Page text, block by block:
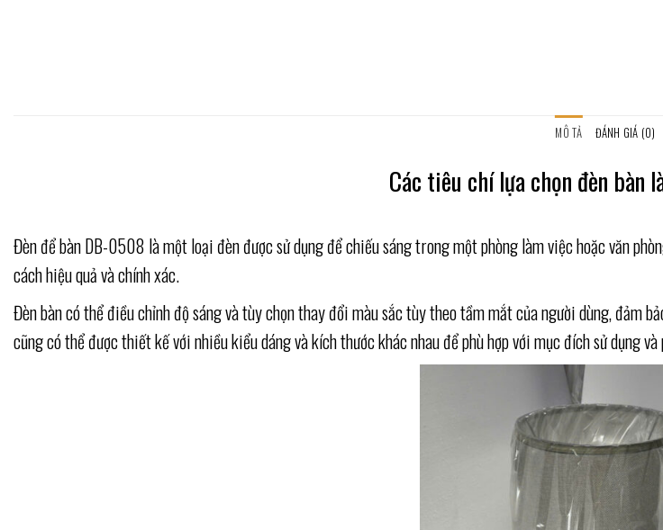
MÔ TẢ ĐÁNH GIÁ (0)
Các tiêu chí lựa chọn đèn bàn
Đèn để bàn DB-0508 là một loại đèn được sử dụng để chiếu sáng trong một phòng làm việc hoặc văn
cách hiệu quả và chính xác.
Đèn bàn có thể điều chỉnh độ sáng và tùy chọn thay đổi màu sắc tùy theo tầm mắt của người dùng, đảm
cũng có thể được thiết kế với nhiều kiểu dáng và kích thước khác nhau để phù hợp với mục đích sử dụng